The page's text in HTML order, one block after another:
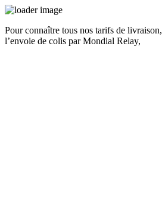
Pour connaître tous nos tarifs de livraison,
l’envoie de colis par Mondial Relay,